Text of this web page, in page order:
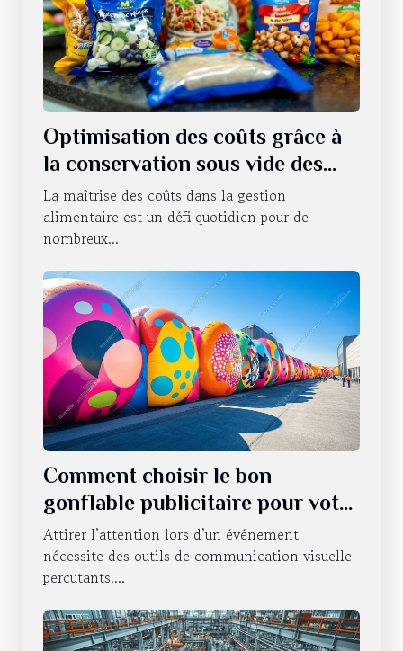
Optimisation des coûts grâce à
la conservation sous vide des
produits alimentaires
La maîtrise des coûts dans la gestion
alimentaire est un défi quotidien pour de
nombreux...
Comment choisir le bon
gonflable publicitaire pour votre
événement ?
Attirer l’attention lors d’un événement
nécessite des outils de communication visuelle
percutants....